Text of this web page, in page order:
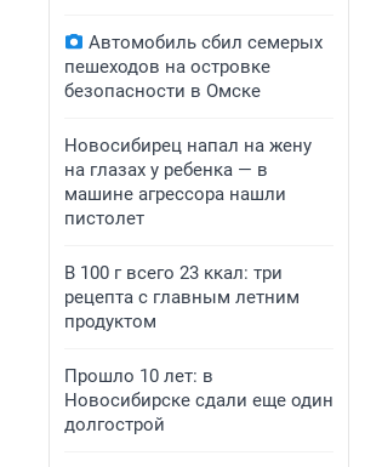
Автомобиль сбил семерых
пешеходов на островке
безопасности в Омске
Новосибирец напал на жену
на глазах у ребенка — в
машине агрессора нашли
пистолет
В 100 г всего 23 ккал: три
рецепта с главным летним
продуктом
Прошло 10 лет: в
Новосибирске сдали еще один
долгострой